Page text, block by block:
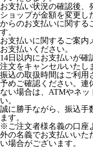
お支払い状況の確認後、
ショップが金額を変更し
からのお支払いに関する
す。
お支払いに関するご案内
お支払いください。
14日以内にお支払いが
注文をキャンセルいたし
振込の取扱時間はご利用
予めご確認ください。連
ない場合は、ATMやネッ
い。
誠に勝手ながら、振込手
ます。
※ご注文者様名義の口座
外の名義でお支払いいた
い場合がございます。